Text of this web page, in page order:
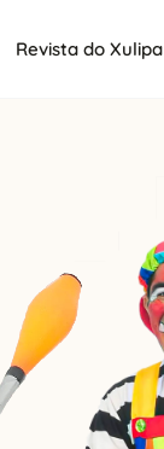
Revista do Xulipa